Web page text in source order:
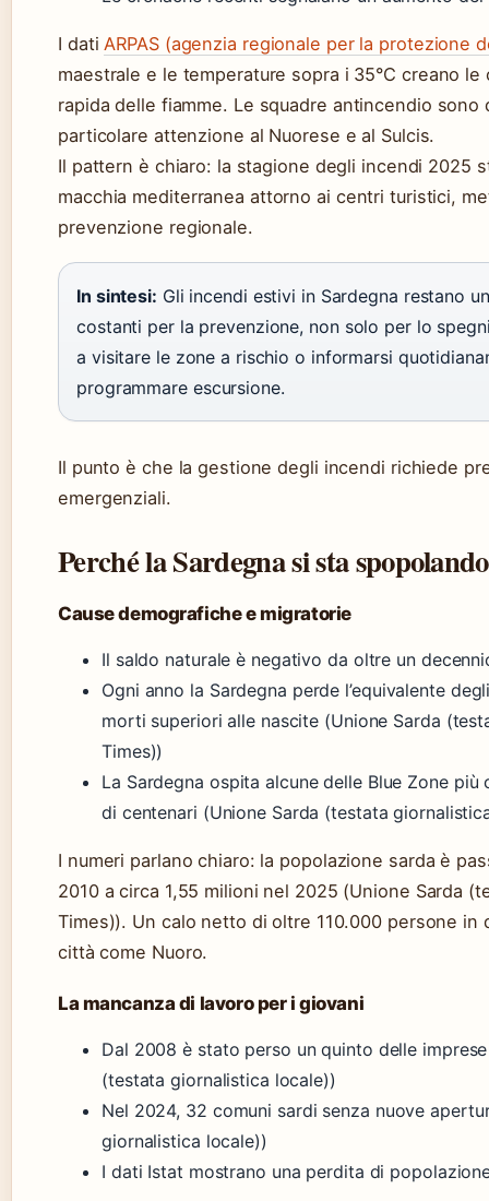
I datiARPAS (agenzia regionale per la protezione
maestrale e le temperature sopra i 35°C creano
rapida delle fiamme. Le squadre antincendio
particolare attenzione al Nuorese e al Sulcis.
Il pattern è chiaro: la stagione degli incendi 2025
macchia mediterranea attorno ai centri turistici,
prevenzione regionale.
In sintesi: Gli incendi estivi in Sardegna restano
costanti per la prevenzione, non solo per lo
a visitare le zone a rischio o informarsi
programmare escursione.
Il punto è che la gestione degli incendi richiede
emergenziali.
Perché la Sardegna si sta
Cause demografiche e migratorie
Il saldo naturale è negativo da oltre un
Ogni anno la Sardegna perde l’equivalente
morti superiori alle nascite (Unione Sarda
Times))
La Sardegna ospita alcune delle Blue Zone
di centenari (Unione Sarda (testata
I numeri parlano chiaro: la popolazione sarda è
2010 a circa 1,55 milioni nel 2025 (Unione Sarda
Times)). Un calo netto di oltre 110.000 persone in
città come Nuoro.
La mancanza di lavoro per i giovani
Dal 2008 è stato perso un quinto delle
(testata giornalistica locale))
Nel 2024, 32 comuni sardi senza nuove
giornalistica locale))
I dati Istat mostrano una perdita di